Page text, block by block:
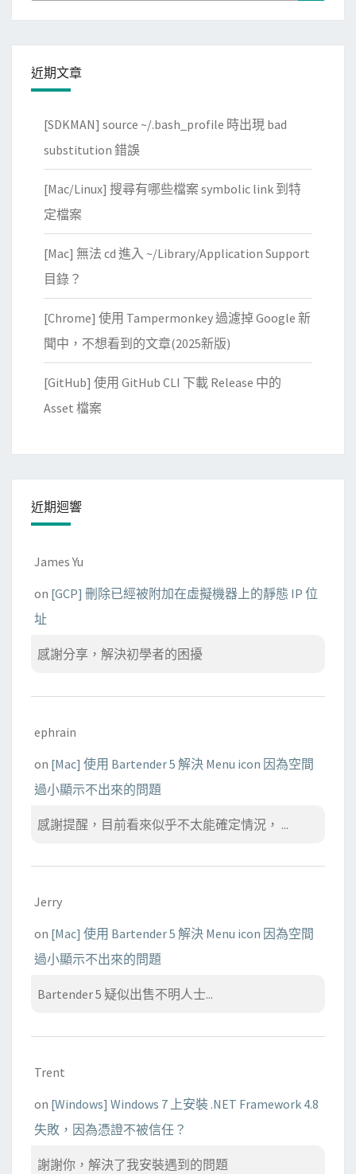
近期文章
[SDKMAN] source ~/.bash_profile 時出現 bad
substitution 錯誤
[Mac/Linux] 搜尋有哪些檔案 symbolic link 到特
定檔案
[Mac] 無法 cd 進入 ~/Library/Application Support
目錄？
[Chrome] 使用 Tampermonkey 過濾掉 Google 新
聞中，不想看到的文章(2025新版)
[GitHub] 使用 GitHub CLI 下載 Release 中的
Asset 檔案
近期迴響
James Yu
on [GCP] 刪除已經被附加在虛擬機器上的靜態 IP 位
址
感謝分享，解決初學者的困擾
ephrain
on [Mac] 使用 Bartender 5 解決 Menu icon 因為空間
過小顯示不出來的問題
感謝提醒，目前看來似乎不太能確定情況， ...
Jerry
on [Mac] 使用 Bartender 5 解決 Menu icon 因為空間
過小顯示不出來的問題
Bartender 5 疑似出售不明人士...
Trent
on [Windows] Windows 7 上安裝 .NET Framework 4.8
失敗，因為憑證不被信任？
謝謝你，解決了我安裝遇到的問題